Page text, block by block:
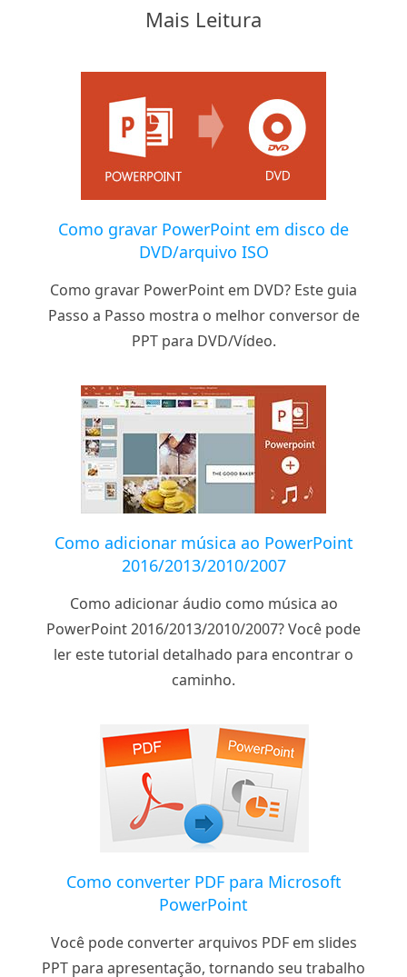
Mais Leitura
Como gravar PowerPoint em disco de
DVD/arquivo ISO
Como gravar PowerPoint em DVD? Este guia
Passo a Passo mostra o melhor conversor de
PPT para DVD/Vídeo.
Como adicionar música ao PowerPoint
2016/2013/2010/2007
Como adicionar áudio como música ao
PowerPoint 2016/2013/2010/2007? Você pode
ler este tutorial detalhado para encontrar o
caminho.
Como converter PDF para Microsoft
PowerPoint
Você pode converter arquivos PDF em slides
PPT para apresentação, tornando seu trabalho